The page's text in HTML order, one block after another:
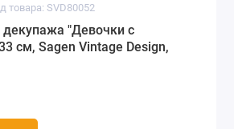
товара: SVD80052
"Девочки с
см, Sagen Vintage Design,